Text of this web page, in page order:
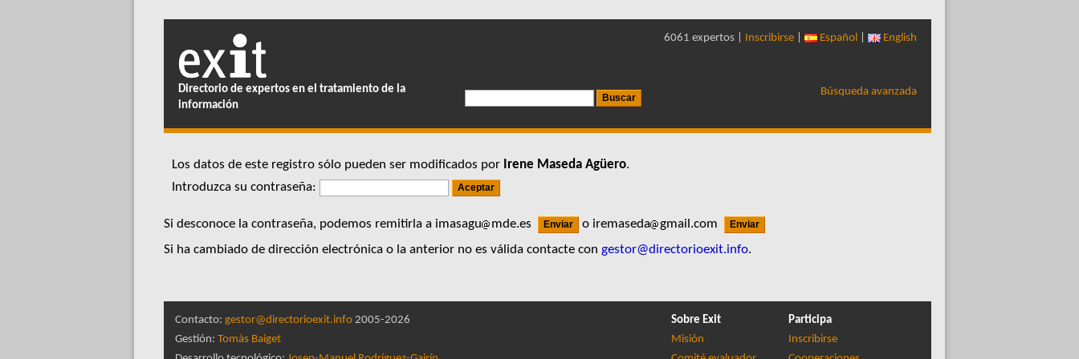
Directorio de expertos en el tratamiento de la
información
6061 expertos | Inscribirse Español English
Búsqueda avanzada
Los datos de este registro sólo pueden ser modificados por Irene Maseda Agüero.
Introduzca su contraseña:
Si desconoce la contraseña, podemos remitirla a imasagu mde.es o iremaseda
gmail.com
Si ha cambiado de dirección electrónica o la anterior no es válida contacte con gestor@directorioexit.info.
Contacto: gestor@directorioexit.info 2005-2026
Gestión: Tomàs Baiget
Sobre Exit
Misión
Participa
Inscribirse